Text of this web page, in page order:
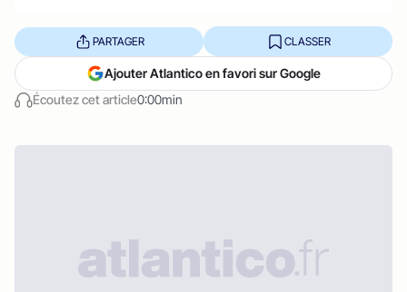
Écoutez cet article0:00min
PARTAGER CLASSER
Ajouter Atlantico en favori sur Google